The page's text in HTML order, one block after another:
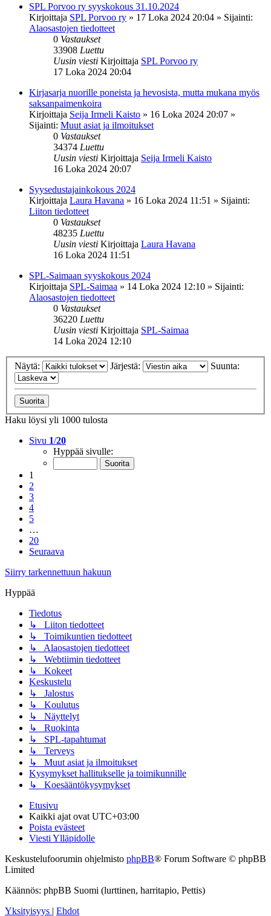
SPL Porvoo ry syyskokous 31.10.2024
Kirjoittaja SPL Porvoo ry » 17 Loka 2024 20:04 » Sijainti:
Alaosastojen tiedotteet
0 Vastaukset
33908 Luettu
Uusin viesti Kirjoittaja SPL Porvoo ry
17 Loka 2024 20:04
Kirjasarja nuorille poneista ja hevosista, mutta mukana myös
saksanpaimenkoira
Kirjoittaja Seija Irmeli Kaisto » 16 Loka 2024 20:07 »
Sijainti: Muut asiat ja ilmoitukset
0 Vastaukset
34374 Luettu
Uusin viesti Kirjoittaja Seija Irmeli Kaisto
16 Loka 2024 20:07
Syysedustajainkokous 2024
Kirjoittaja Laura Havana » 16 Loka 2024 11:51 » Sijainti:
Liiton tiedotteet
0 Vastaukset
48235 Luettu
Uusin viesti Kirjoittaja Laura Havana
16 Loka 2024 11:51
SPL-Saimaan syyskokous 2024
Kirjoittaja SPL-Saimaa » 14 Loka 2024 12:10 » Sijainti:
Alaosastojen tiedotteet
0 Vastaukset
36220 Luettu
Uusin viesti Kirjoittaja SPL-Saimaa
14 Loka 2024 12:10
Näytä: Järjestä: Suunta:
Haku löysi yli 1000 tulosta
Sivu 1/20
Hyppää sivulle:
1
2
3
4
5
…
20
Seuraava
Siirry tarkennettuun hakuun
Hyppää
Tiedotus
↳ Liiton tiedotteet
↳ Toimikuntien tiedotteet
↳ Alaosastojen tiedotteet
↳ Webtiimin tiedotteet
↳ Kokeet
Keskustelu
↳ Jalostus
↳ Koulutus
↳ Näyttelyt
↳ Ruokinta
↳ SPL-tapahtumat
↳ Terveys
↳ Muut asiat ja ilmoitukset
Kysymykset hallitukselle ja toimikunnille
↳ Koesääntökysymykset
Etusivu
Kaikki ajat ovatUTC+03:00
Poista evästeet
Viesti Ylläpidolle
Keskustelufoorumin ohjelmisto phpBB® Forum Software © phpBB
Limited
Käännös: phpBB Suomi (lurttinen, harritapio, Pettis)
Yksityisyys
Ehdot